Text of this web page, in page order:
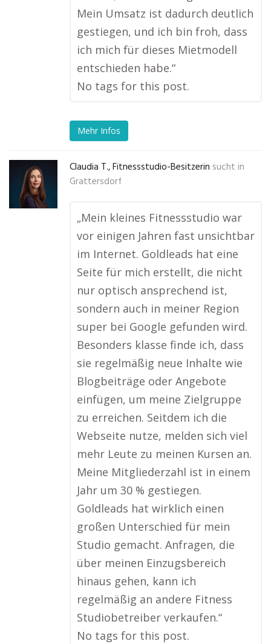
Mein Umsatz ist dadurch deutlich
gestiegen, und ich bin froh, dass
ich mich für dieses Mietmodell
entschieden habe.“
No tags for this post.
Mehr Infos
Claudia T., Fitnessstudio-Besitzerin sucht in
Grattersdorf
„Mein kleines Fitnessstudio war
vor einigen Jahren fast unsichtbar
im Internet. Goldleads hat eine
Seite für mich erstellt, die nicht
nur optisch ansprechend ist,
sondern auch in meiner Region
super bei Google gefunden wird.
Besonders klasse finde ich, dass
sie regelmäßig neue Inhalte wie
Blogbeiträge oder Angebote
einfügen, um meine Zielgruppe
zu erreichen. Seitdem ich die
Webseite nutze, melden sich viel
mehr Leute zu meinen Kursen an.
Meine Mitgliederzahl ist in einem
Jahr um 30 % gestiegen.
Goldleads hat wirklich einen
großen Unterschied für mein
Studio gemacht. Anfragen, die
über meinen Einzugsbereich
hinaus gehen, kann ich
regelmäßig an andere Fitness
Studiobetreiber verkaufen.“
No tags for this post.